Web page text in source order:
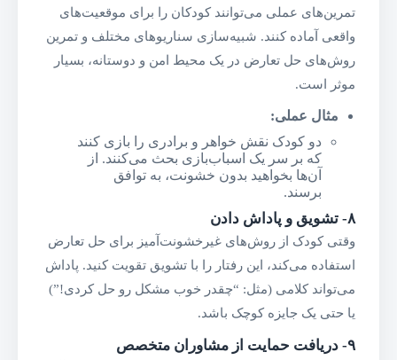
تمرین‌های عملی می‌توانند کودکان را برای موقعیت‌های
واقعی آماده کنند. شبیه‌سازی سناریوهای مختلف و تمرین
روش‌های حل تعارض در یک محیط امن و دوستانه، بسیار
موثر است.
مثال عملی:
دو کودک نقش خواهر و برادری را بازی کنند
که بر سر یک اسباب‌بازی بحث می‌کنند. از
آن‌ها بخواهید بدون خشونت، به توافق
برسند.
۸- تشویق و پاداش دادن
وقتی کودک از روش‌های غیرخشونت‌آمیز برای حل تعارض
استفاده می‌کند، این رفتار را با تشویق تقویت کنید. پاداش
می‌تواند کلامی (مثل: “چقدر خوب مشکل رو حل کردی!”)
یا حتی یک جایزه کوچک باشد.
۹- دریافت حمایت از مشاوران متخصص